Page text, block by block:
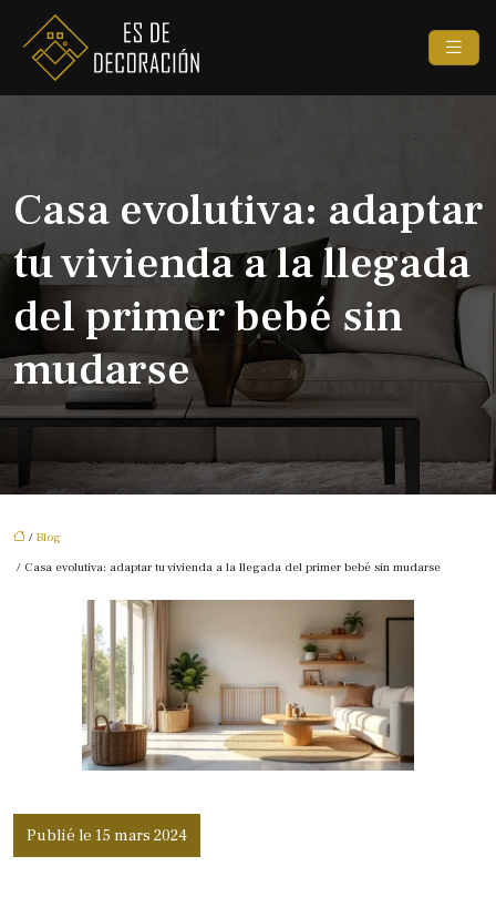
Casa evolutiva: adaptar
tu vivienda a la llegada
del primer bebé sin
mudarse
/ Blog
/ Casa evolutiva: adaptar tu vivienda a la llegada del primer bebé sin mudarse
Publié le 15 mars 2024